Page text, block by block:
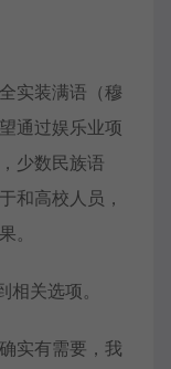
实装满语（穆
通过娱乐业项
少数民族语
和高校人员，
。
关选项。
实有需要，我